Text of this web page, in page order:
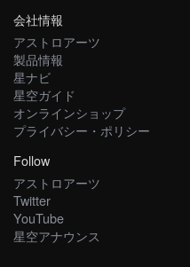
会社情報
アストロアーツ
製品情報
星ナビ
星空ガイド
オンラインショップ
プライバシー・ポリシー
Follow
アストロアーツ
Twitter
YouTube
星空アナウンス